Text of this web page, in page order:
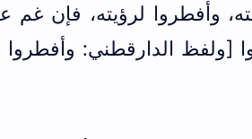
وأفطروا لرؤيته، فإن غم
[ولفظ الدارقطني: وأفطروا